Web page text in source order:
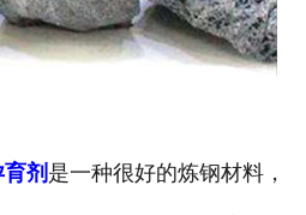
剂 是一种很好的炼钢材料，